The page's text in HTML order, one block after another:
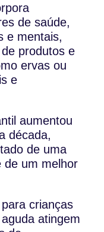
de saúde,
e mentais,
produtos e
ervas ou
e
aumentou
década,
de uma
de um melhor
crianças
atingem